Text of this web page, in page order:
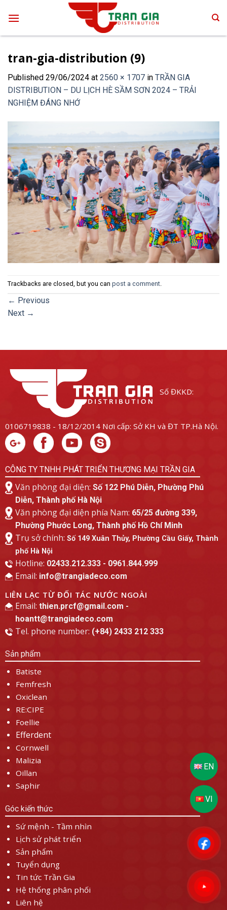
tran-gia-distribution (9)
Published 29/06/2024 at 2560 × 1707 in TRẦN GIA
DISTRIBUTION – DU LỊCH HÈ SẦM SƠN 2024 – TRẢI
NGHIỆM ĐÁNG NHỚ
Trackbacks are closed, but you can post a comment.
← Previous
Next →
Số ĐKKD:
0106719838 - 18/12/2014 Nơi cấp: Sở KH và ĐT TP.Hà Nội.
CÔNG TY TNHH PHÁT TRIỂN THƯƠNG MẠI TRẦN GIA
Văn phòng đại diện: Số 122 Phú Diễn, Phường Phú
Diễn, Thành phố Hà Nội
Văn phòng đại diện phía Nam: 65/25 đường 339,
Phường Phước Long, Thành phố Hồ Chí Minh
Trụ sở chính: Số 149 Xuân Thủy, Phường Cầu Giấy, Thành
phố Hà Nội
Hotline: 02433.212.333 - 0961.844.999
Email: info@trangiadeco.com
LIÊN LẠC TỪ ĐỐI TÁC NƯỚC NGOÀI
Email: thien.prcf@gmail.com -
hoantt@trangiadeco.com
Tel. phone number: (+84) 2433 212 333
Sản phẩm
Batiste
Femfresh
Oxiclean
RE:CIPE
Foellie
Efferdent
Cornwell
Malizia
Oillan
Saphir
Góc kiến thức
Sứ mệnh - Tầm nhìn
Lịch sử phát triển
Sản phẩm
Tuyển dụng
Tin tức Trần Gia
Hệ thống phân phối
Liên hệ